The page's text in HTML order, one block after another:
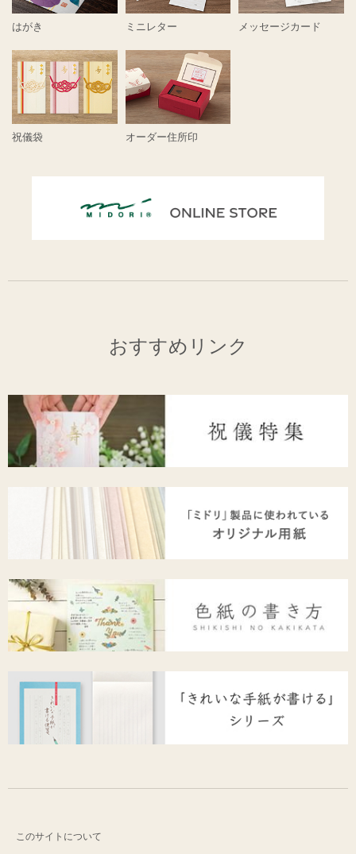
はがき ミニレター メッセージカード
祝儀袋 オーダー住所印
おすすめリンク
このサイトについて